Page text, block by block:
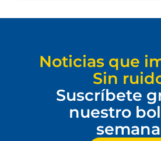
Noticias que
Sin
Suscríbete
nuestro